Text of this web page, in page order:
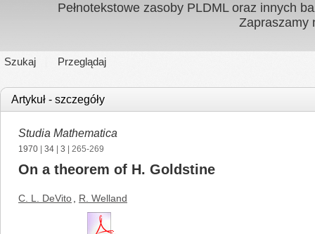
Pełnotekstowe zasoby PLDML oraz innych
Zapraszamy
Szukaj Przeglądaj
Artykuł - szczegóły
Studia Mathematica
1970 34 3 | 265-269
On a theorem of H. Goldstine
C. L. DeVito R. Welland